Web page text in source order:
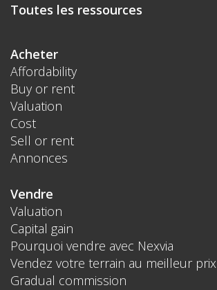
Toutes les ressources
Acheter
Affordability
Buy or rent
Valuation
Cost
Sell or rent
Annonces
Vendre
Valuation
Capital gain
Pourquoi vendre avec Nexvia
Vendez votre terrain au meilleur prix
Gradual commission